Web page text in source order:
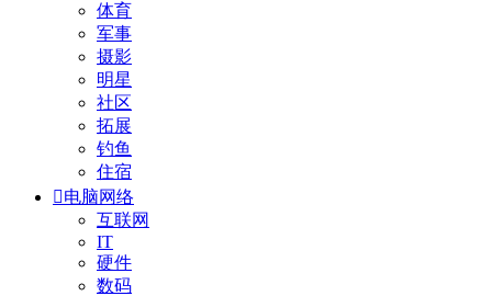
体育
军事
摄影
明星
社区
拓展
钓鱼
住宿
电脑网络
互联网
IT
硬件
数码